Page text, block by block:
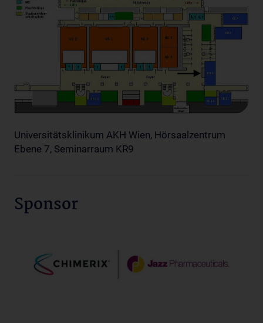
Universitätsklinikum AKH Wien, Hörsaalzentrum
Ebene 7, Seminarraum KR9
Sponsor